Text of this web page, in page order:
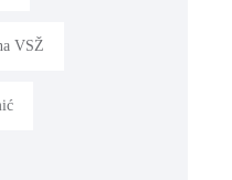
VSŽ